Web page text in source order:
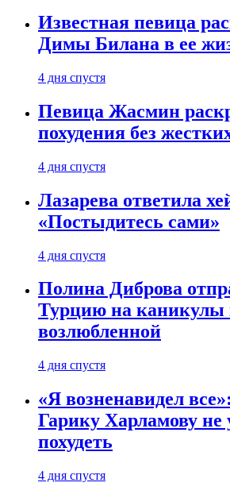
Известная певица
Димы Билана в ее
4 дня спустя
Певица Жасмин
похудения без
4 дня спустя
Лазарева ответила
«Постыдитесь сами»
4 дня спустя
Полина Диброва
Турцию на каникулы
возлюбленной
4 дня спустя
«Я возненавидел
Гарику Харламову не
похудеть
4 дня спустя